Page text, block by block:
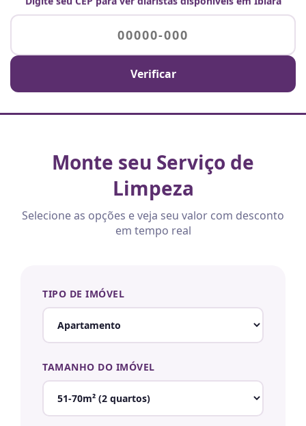
Verificar
Monte seu Serviço de
Limpeza
Selecione as opções e veja seu valor com desconto
em tempo real
TIPO DE IMÓVEL
TAMANHO DO IMÓVEL